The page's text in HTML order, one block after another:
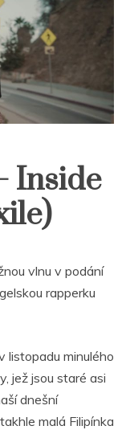
Inside
vlnu v podání
rapperku
listopadu minulého
jež jsou staré asi
dnešní
malá Filipínka